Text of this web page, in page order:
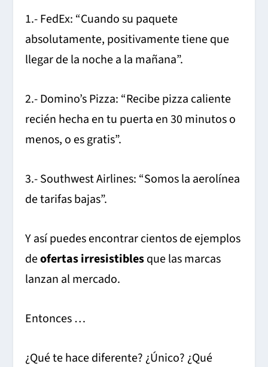
1.- FedEx: “Cuando su paquete
absolutamente, positivamente tiene que
llegar de la noche a la mañana”.
2.- Domino’s Pizza: “Recibe pizza caliente
recién hecha en tu puerta en 30 minutos o
menos, o es gratis”.
3.- Southwest Airlines: “Somos la aerolínea
de tarifas bajas”.
Y así puedes encontrar cientos de ejemplos
deofertas irresistiblesque las marcas
lanzan al mercado.
Entonces …
¿Qué te hace diferente? ¿Único? ¿Qué